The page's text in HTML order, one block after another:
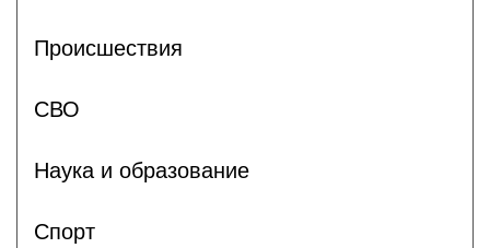
Происшествия
СВО
Наука и образование
Спорт